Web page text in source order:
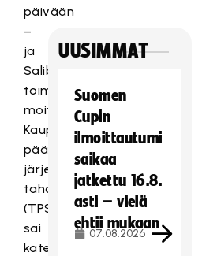
päivään
–
ja
SalibandyTV
toimi
moitteetta.
Kaupan
päälle
järjestävä
taho
(TPS)
sai
katettua
UUSIMMAT
Suomen
Cupin
ilmoittautumi
saikaa
jatkettu 16.8.
asti – vielä
ehtii mukaan
07.08.2026